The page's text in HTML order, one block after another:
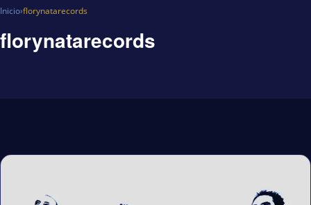
Inicio›florynatarecords
florynatarecords